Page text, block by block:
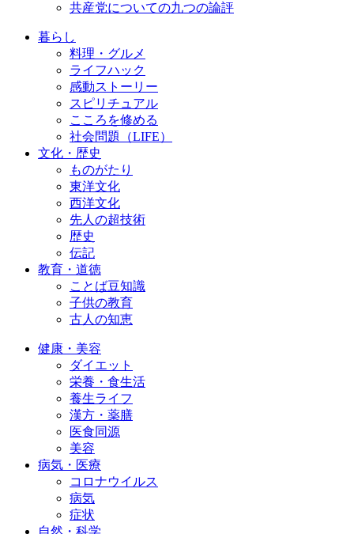
共産党についての九つの論評
暮らし
料理・グルメ
ライフハック
感動ストーリー
スピリチュアル
こころを修める
社会問題（LIFE）
文化・歴史
ものがたり
東洋文化
西洋文化
先人の超技術
歴史
伝記
教育・道徳
ことば豆知識
子供の教育
古人の知恵
健康・美容
ダイエット
栄養・食生活
養生ライフ
漢方・薬膳
医食同源
美容
病気・医療
コロナウイルス
病気
症状
自然・科学